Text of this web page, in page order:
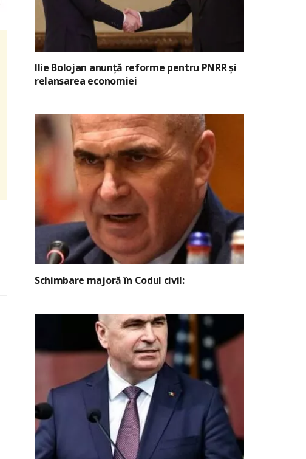
Ilie Bolojan anunță reforme pentru PNRR și
relansarea economiei
Schimbare majoră în Codul civil: